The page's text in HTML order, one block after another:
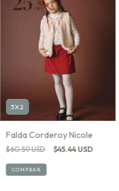
3X2
Falda Corderoy Nicole
$60.59 USD $45.44 USD
COMPRAR